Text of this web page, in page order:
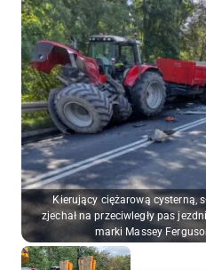
Kierujący ciężarową cysterną,
zjechał na przeciwległy pas
marki Massey